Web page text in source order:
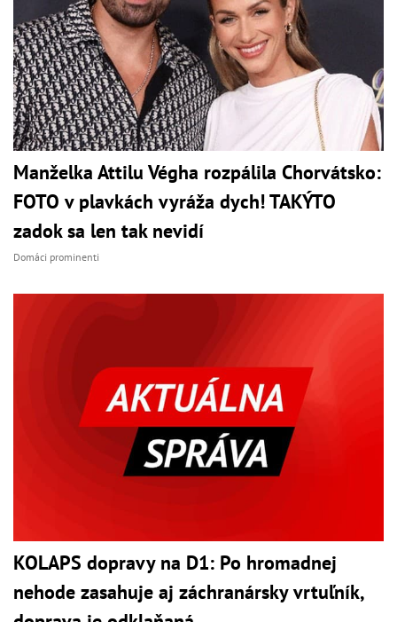
Manželka Attilu Végha rozpálila Chorvátsko:
FOTO v plavkách vyráža dych! TAKÝTO
zadok sa len tak nevidí
Domáci prominenti
KOLAPS dopravy na D1: Po hromadnej
nehode zasahuje aj záchranársky vrtuľník,